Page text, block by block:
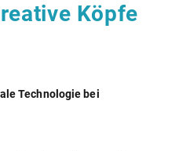
Köpfe
Technologie bei